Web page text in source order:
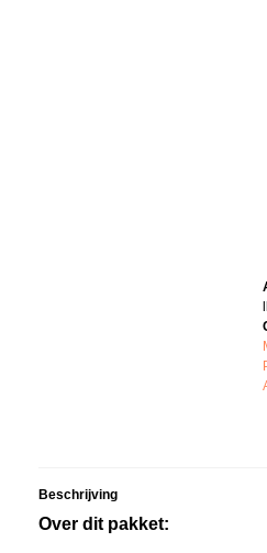
Beschrijving
Over dit pakket: